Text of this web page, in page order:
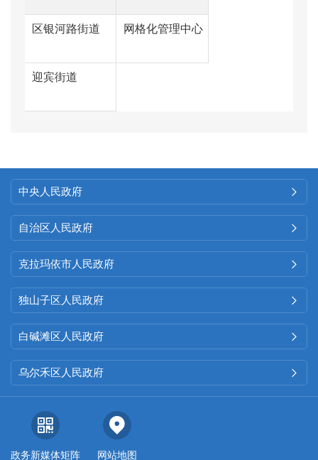
区银河路街道 网格化管理中心
迎宾街道
中央人民政府 
自治区人民政府 
克拉玛依市人民政府 
独山子区人民政府 
白碱滩区人民政府 
乌尔禾区人民政府 
政务新媒体矩阵 网站地图